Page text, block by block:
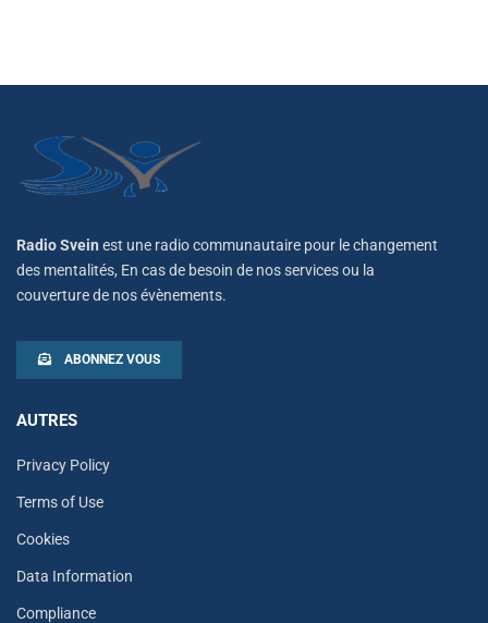
Radio Svein est une radio communautaire pour le changement
des mentalités, En cas de besoin de nos services ou la
couverture de nos évènements.
ABONNEZ VOUS
AUTRES
Privacy Policy
Terms of Use
Cookies
Data Information
Compliance